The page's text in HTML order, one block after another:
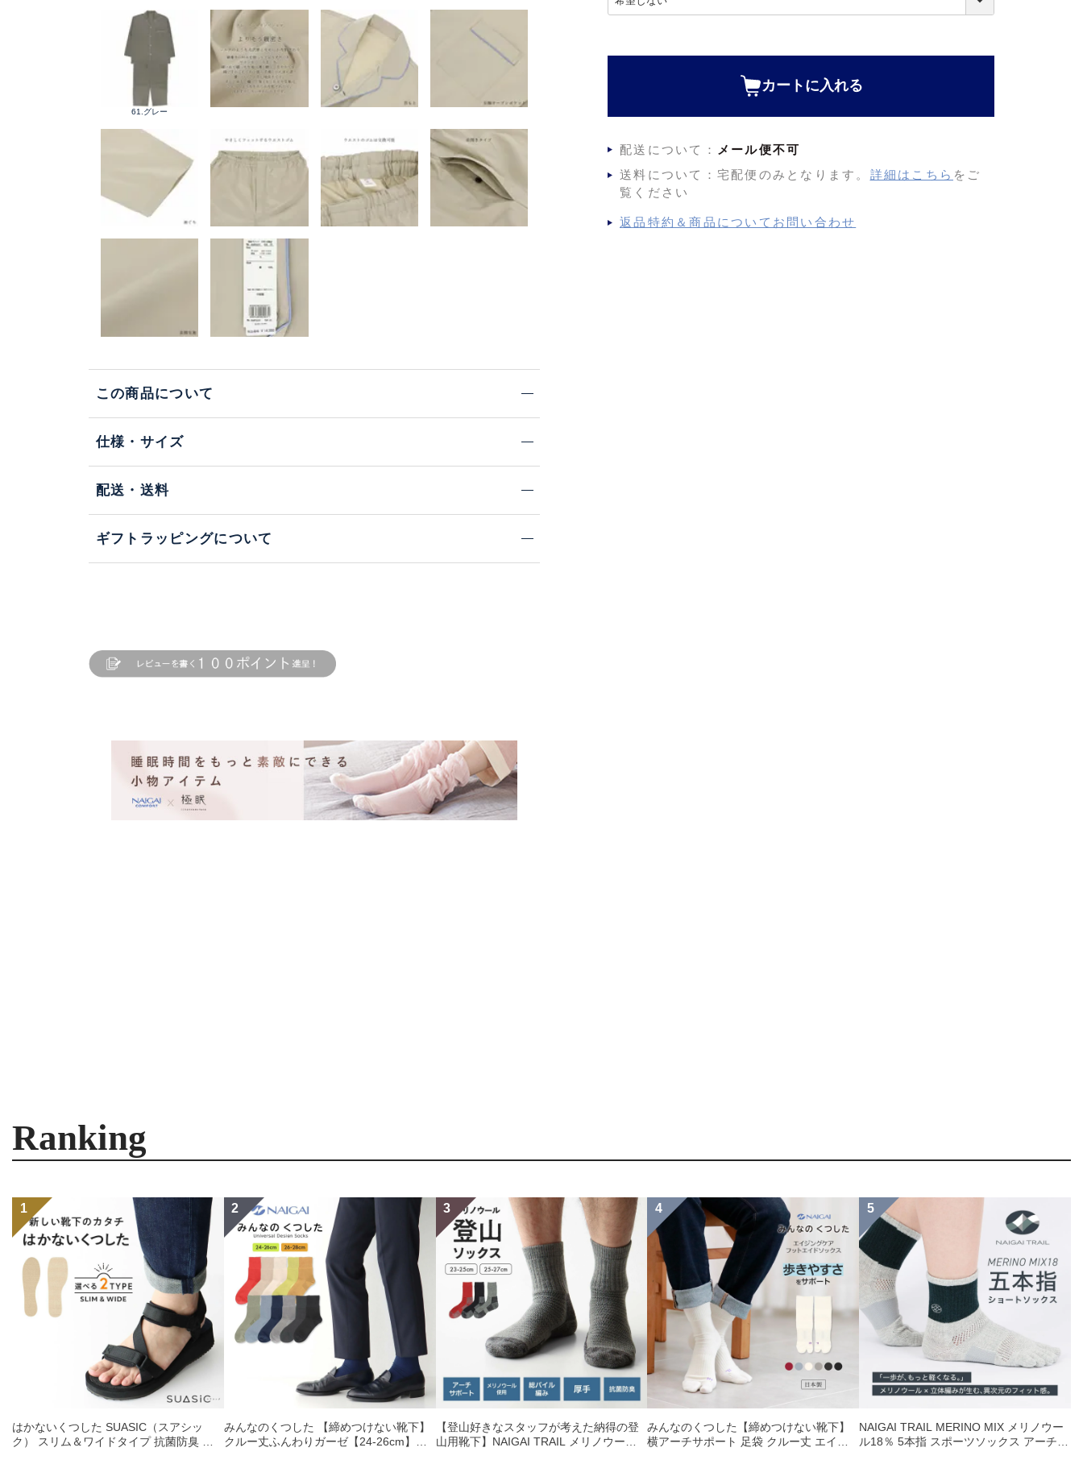
61.グレー
この商品について
仕様・サイズ
配送・送料
ギフトラッピングについて
カートに入れる
配送について：
メール便不可
送料について：宅配便のみとなります。 詳細はこちら をご
覧ください
返品特約＆商品についてお問い合わせ
Ranking
はかないくつした SUASIC（スアシッ
ク） スリム＆ワイドタイプ 抗菌防臭 ソ
みんなのくつした 【締めつけない靴下】
クルー丈ふんわりガーゼ【24-26cm】
【登山好きなスタッフが考えた納得の登
山用靴下】NAIGAI TRAIL メリノウール
みんなのくつした【締めつけない靴下】
横アーチサポート 足袋 クルー丈 エイジ
NAIGAI TRAIL MERINO MIX メリノウー
ル18％ 5本指 スポーツソックス アーチフ